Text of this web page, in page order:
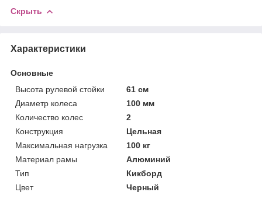
Скрыть
Характеристики
Основные
Высота рулевой стойки
61 см
Диаметр колеса
100 мм
Количество колес
2
Конструкция
Цельная
Максимальная нагрузка
100 кг
Материал рамы
Алюминий
Тип
Кикборд
Цвет
Черный